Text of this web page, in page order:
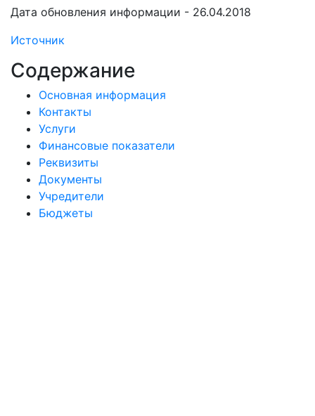
Дата обновления информации - 26.04.2018
Источник
Содержание
Основная информация
Контакты
Услуги
Финансовые показатели
Реквизиты
Документы
Учредители
Бюджеты